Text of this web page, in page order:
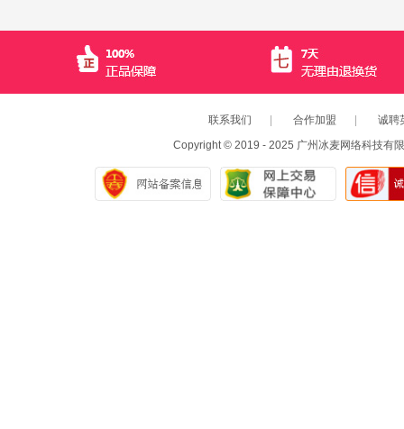
联系我们 合作加盟
诚聘
Copyright © 2019 - 2025 广州冰麦网络科技有